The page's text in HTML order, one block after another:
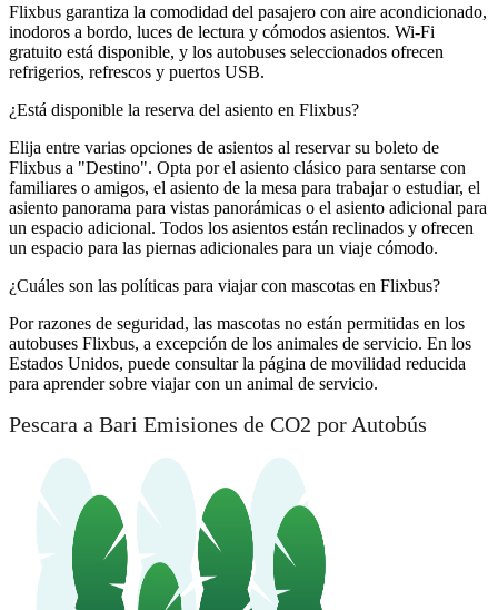
Flixbus garantiza la comodidad del pasajero con aire acondicionado,
inodoros a bordo, luces de lectura y cómodos asientos. Wi-Fi
gratuito está disponible, y los autobuses seleccionados ofrecen
refrigerios, refrescos y puertos USB.
¿Está disponible la reserva del asiento en Flixbus?
Elija entre varias opciones de asientos al reservar su boleto de
Flixbus a "Destino". Opta por el asiento clásico para sentarse con
familiares o amigos, el asiento de la mesa para trabajar o estudiar, el
asiento panorama para vistas panorámicas o el asiento adicional para
un espacio adicional. Todos los asientos están reclinados y ofrecen
un espacio para las piernas adicionales para un viaje cómodo.
¿Cuáles son las políticas para viajar con mascotas en Flixbus?
Por razones de seguridad, las mascotas no están permitidas en los
autobuses Flixbus, a excepción de los animales de servicio. En los
Estados Unidos, puede consultar la página de movilidad reducida
para aprender sobre viajar con un animal de servicio.
Pescara a Bari Emisiones de CO2 por Autobús